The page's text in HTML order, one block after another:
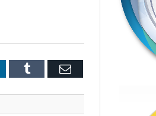
Tumblr Email